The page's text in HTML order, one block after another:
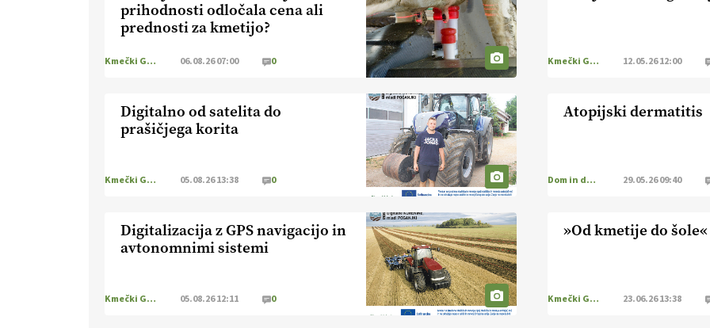
prihodnosti odločala cena ali
prednosti za kmetijo?
Kmečki Glas 06.08.26 07:00 0
Digitalno od satelita do
prašičjega korita
Kmečki Glas 05.08.26 13:38 0
Digitalizacija z GPS navigacijo in
avtonomnimi sistemi
Kmečki Glas 05.08.26 12:11 0
Kmečki Glas 12.05.26 12:00
Atopijski dermatitis
Dom in družina 29.05.26 09:40
»Od kmetije do šole«
Kmečki Glas 23.06.26 13:38